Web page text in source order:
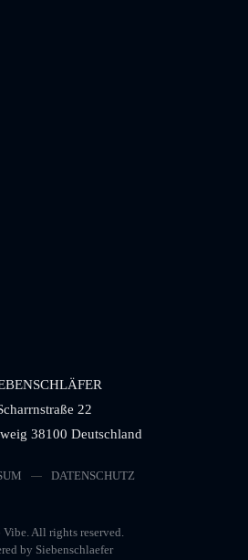
22
38100 Deutschland
DATENSCHUTZ
Vibe. All rights reserved.
by Siebenschlaefer